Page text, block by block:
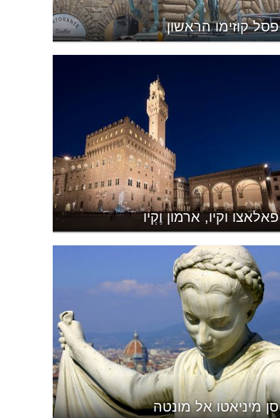
פסל קוזימו הראשון
פאלאצו וקיו, ארמון וֶקְיו
סן מיניאטו אל מונטה